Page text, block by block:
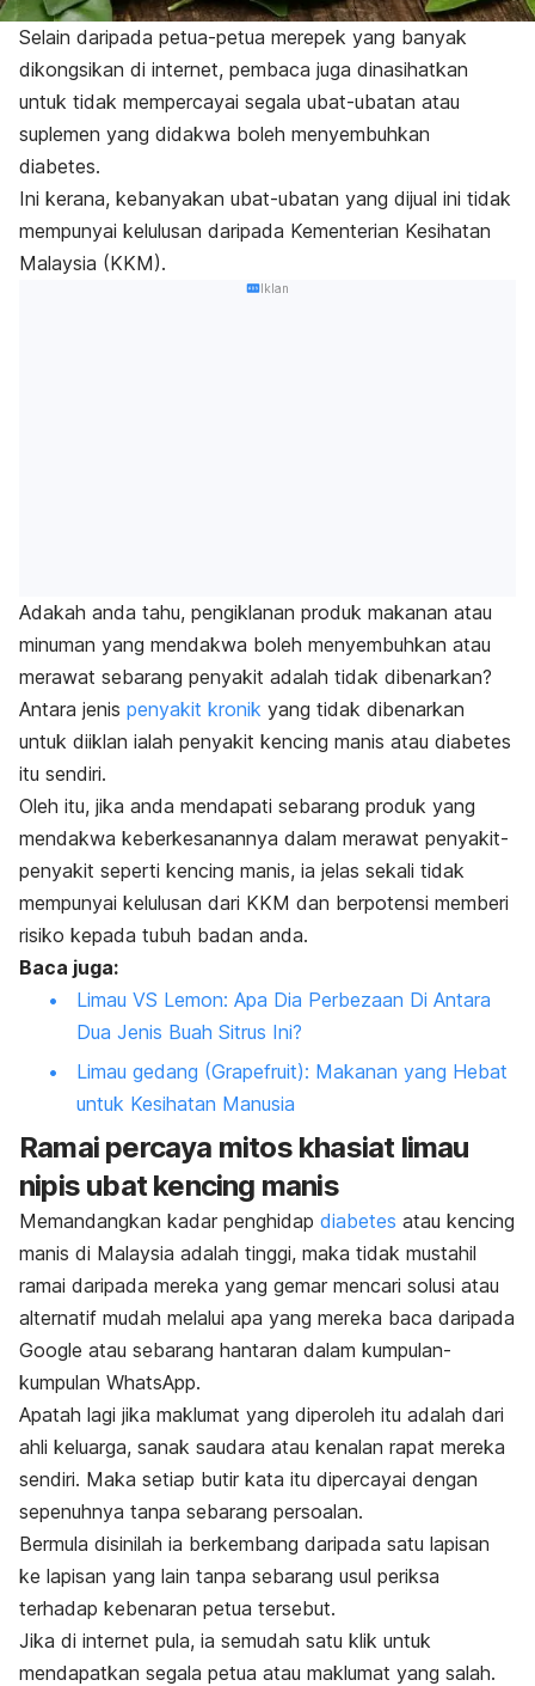
Selain daripada petua-petua merepek yang banyak
dikongsikan di internet, pembaca juga dinasihatkan
untuk tidak mempercayai segala ubat-ubatan atau
suplemen yang didakwa boleh menyembuhkan
diabetes.
Ini kerana, kebanyakan ubat-ubatan yang dijual ini tidak
mempunyai kelulusan daripada Kementerian Kesihatan
Malaysia (KKM).
Iklan
Adakah anda tahu, pengiklanan produk makanan atau
minuman yang mendakwa boleh menyembuhkan atau
merawat sebarang penyakit adalah tidak dibenarkan?
Antara jenis penyakit kronik yang tidak dibenarkan
untuk diiklan ialah penyakit kencing manis atau diabetes
itu sendiri.
Oleh itu, jika anda mendapati sebarang produk yang
mendakwa keberkesanannya dalam merawat penyakit-
penyakit seperti kencing manis, ia jelas sekali tidak
mempunyai kelulusan dari KKM dan berpotensi memberi
risiko kepada tubuh badan anda.
Baca juga:
Limau VS Lemon: Apa Dia Perbezaan Di Antara
Dua Jenis Buah Sitrus Ini?
Limau gedang (Grapefruit): Makanan yang Hebat
untuk Kesihatan Manusia
Ramai percaya mitos khasiat limau
nipis ubat kencing manis
Memandangkan kadar penghidap diabetes atau kencing
manis di Malaysia adalah tinggi, maka tidak mustahil
ramai daripada mereka yang gemar mencari solusi atau
alternatif mudah melalui apa yang mereka baca daripada
Google atau sebarang hantaran dalam kumpulan-
kumpulan WhatsApp.
Apatah lagi jika maklumat yang diperoleh itu adalah dari
ahli keluarga, sanak saudara atau kenalan rapat mereka
sendiri. Maka setiap butir kata itu dipercayai dengan
sepenuhnya tanpa sebarang persoalan.
Bermula disinilah ia berkembang daripada satu lapisan
ke lapisan yang lain tanpa sebarang usul periksa
terhadap kebenaran petua tersebut.
Jika di internet pula, ia semudah satu klik untuk
mendapatkan segala petua atau maklumat yang salah.